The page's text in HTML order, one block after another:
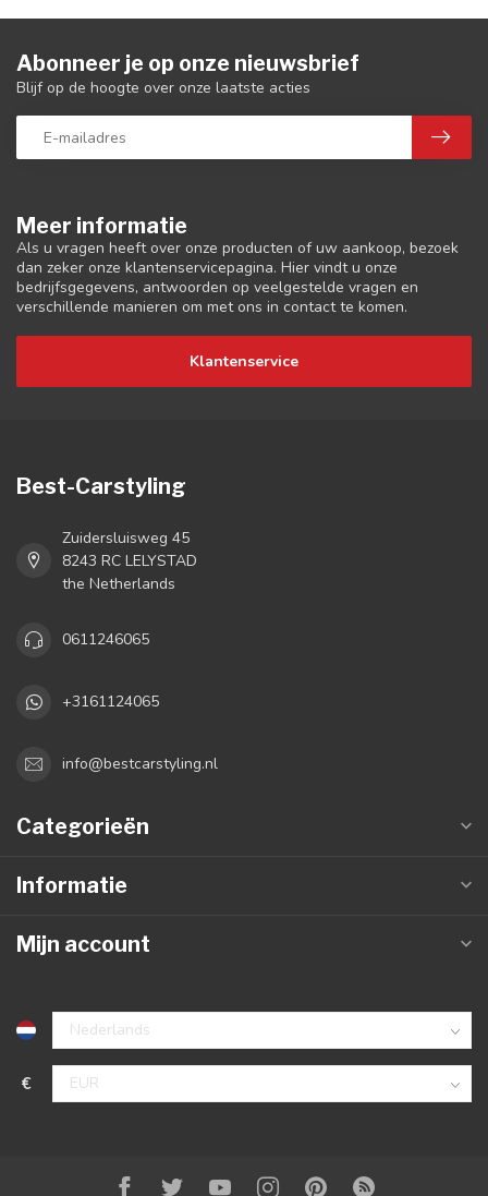
Meer informatie
Als u vragen heeft over onze producten of uw aankoop, bezoek
dan zeker onze klantenservicepagina. Hier vindt u onze
bedrijfsgegevens, antwoorden op veelgestelde vragen en
verschillende manieren om met ons in contact te komen.
Klantenservice
Abonneer je op onze nieuwsbrief
Blijf op de hoogte over onze laatste acties
Best-Carstyling
Zuidersluisweg 45
8243 RC LELYSTAD
the Netherlands
0611246065
+3161124065
info@bestcarstyling.nl
Categorieën
Informatie
Mijn account
€